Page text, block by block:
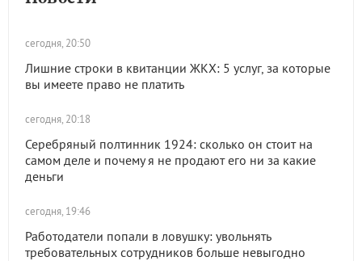
сегодня, 20:50
Лишние строки в квитанции ЖКХ: 5 услуг, за которые
вы имеете право не платить
сегодня, 20:18
Серебряный полтинник 1924: сколько он стоит на
самом деле и почему я не продают его ни за какие
деньги
сегодня, 19:46
Работодатели попали в ловушку: увольнять
требовательных сотрудников больше невыгодно